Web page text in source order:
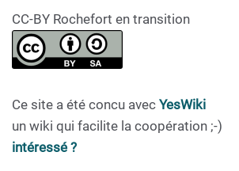
CC-BY Rochefort en transition
Ce site a été concu avec YesWiki
un wiki qui facilite la coopération ;-)
intéressé ?